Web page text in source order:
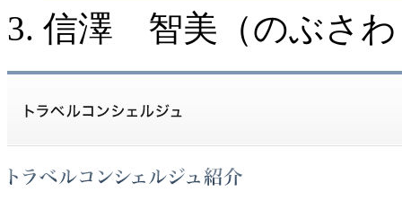
信澤 智美（のぶさ